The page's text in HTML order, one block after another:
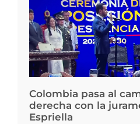
Colombia pasa al
derecha con la
Espriella